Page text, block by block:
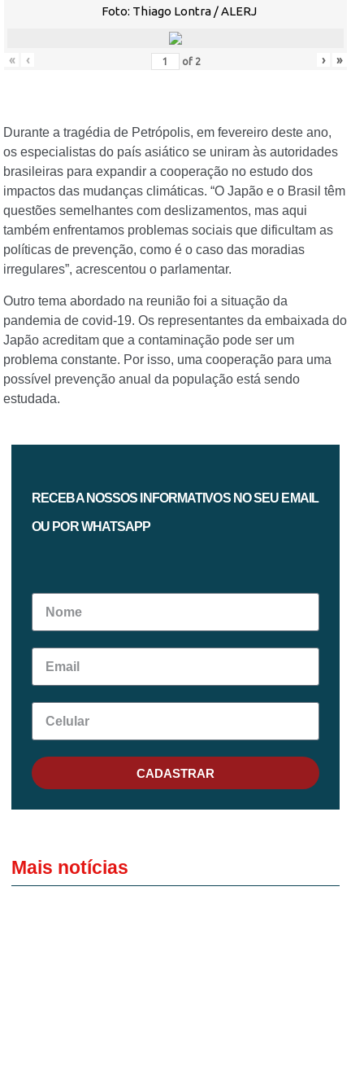
Foto: Thiago Lontra / ALERJ
« ‹ of 2 › »
Durante a tragédia de Petrópolis, em fevereiro deste ano,
os especialistas do país asiático se uniram às autoridades
brasileiras para expandir a cooperação no estudo dos
impactos das mudanças climáticas. “O Japão e o Brasil têm
questões semelhantes com deslizamentos, mas aqui
também enfrentamos problemas sociais que dificultam as
políticas de prevenção, como é o caso das moradias
irregulares”, acrescentou o parlamentar.
Outro tema abordado na reunião foi a situação da
pandemia de covid-19. Os representantes da embaixada do
Japão acreditam que a contaminação pode ser um
problema constante. Por isso, uma cooperação para uma
possível prevenção anual da população está sendo
estudada.
RECEBA NOSSOS INFORMATIVOS NO SEU EMAIL
OU POR WHATSAPP
CADASTRAR
Mais notícias